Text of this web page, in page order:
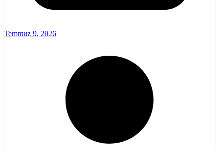
Temmuz 9, 2026